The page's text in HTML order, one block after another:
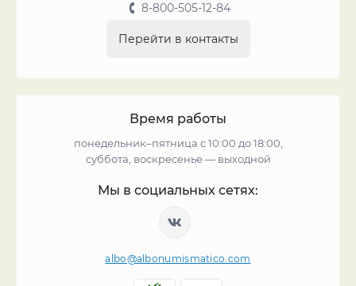
8-800-505-12-84
Перейти в контакты
Время работы
понедельник–пятница с 10:00 до 18:00,
суббота, воскресенье — выходной
Мы в социальных сетях:
albo@albonumismatico.com